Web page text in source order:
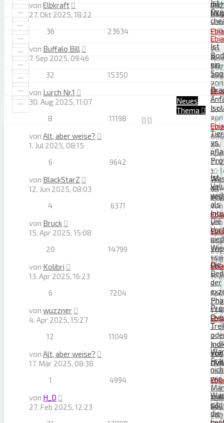
von
»
20.
Nov
von Elbkraft
27. Okt 2025, 18:22
Ist
von
»
8.
Mär
36
23634
von Buffalo Bill
7. Sep 2025, 09:46
Ist
ein
von
»
23.
Apr
32
15350
von Lurch Nr.1
30. Aug 2025, 11:07
von
»
30.
Apr
8
11198
von Alt, aber weise?
1. Jul 2025, 08:15
vs.
-
ist
von
»
15.
Mai
6
9642
von BlackStarZ
12. Jun 2025, 08:03
Ist
als
von
»
20.
Mär
4
6371
von Bruck
15. Apr 2025, 15:08
Die
von
»
9.
Apr
20
14799
von Kolibri
13. Apr 2025, 16:23
Die
der
von
»
2.
Apr
6
7204
von wuzzner
4. Apr 2025, 15:27
von
von
»
12.
Mär
12
11049
von Alt, aber weise?
17. Mär 2025, 08:38
wie
von
1
4994
von H_D
27. Feb 2025, 12:23
ist
die
Neues
Thema